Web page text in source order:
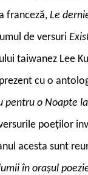
franceză, Le
de versuri
taiwanez Lee
cu o
pentru o Noapte
poeților
acesta sunt
în orașul